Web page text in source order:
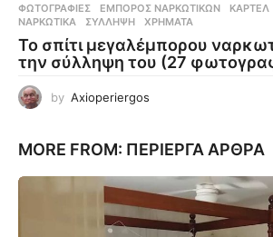
ΦΩΤΟΓΡΑΦΊΕΣ ΈΜΠΟΡΟΣ ΝΑΡΚΩΤΙΚΏΝ ,ΚΑΡΤΈΛ
ΝΑΡΚΩΤΙΚΆ
,ΣΎΛΛΗΨΗ ,ΧΡΉΜΑΤΑ
Το σπίτι μεγαλέμπορου
την σύλληψη του (27
by Axioperiergos
MORE FROM: ΠΕΡΊΕΡΓΑ ΆΡΘΡΑ